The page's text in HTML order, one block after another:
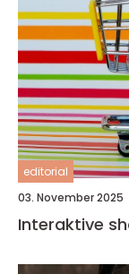
editorial
03. November 2025
Interaktive